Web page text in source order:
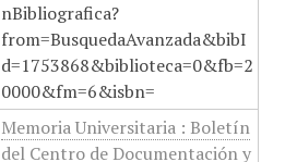
nBibliografica?
from=BusquedaAvanzada&bibI
d=1753868&biblioteca=0&fb=2
0000&fm=6&isbn=
Memoria Universitaria : Boletín
del Centro de Documentación y